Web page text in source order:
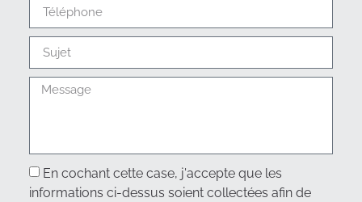
En cochant cette case, j'accepte que les
informations ci-dessus soient collectées afin de